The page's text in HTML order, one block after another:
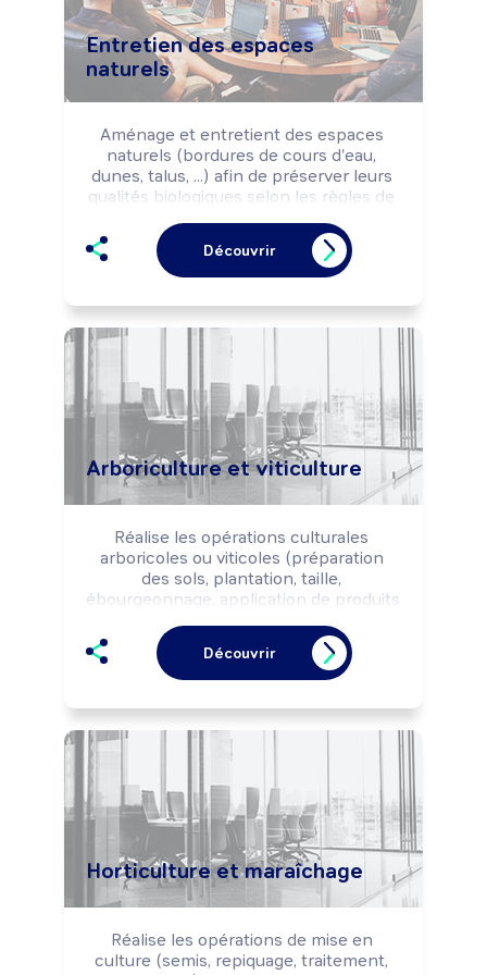
Entretien des espaces
naturels
Aménage et entretient des espaces
naturels (bordures de cours d'eau,
dunes, talus, ...) afin de préserver leurs
qualités biologiques selon les règles de
environnementale.
Peut installer des équipements de
préservation du littoral.
Découvrir
Arboriculture et viticulture
Réalise les opérations culturales
arboricoles ou viticoles (préparation
des sols, plantation, taille,
ébourgeonnage, application de produits
objectifs de production (quantité,
qualité, variétés, ...) et selon les règles
d'hygiène, de sécurité et les normes
Peut réaliser les opérations de
transformation, de conditionnement ou
de commercialisation des produits.
Peut coordonner une équipe ou diriger
une exploitation arboricole ou viticole.
Découvrir
Horticulture et maraîchage
Réalise les opérations de mise en
culture (semis, repiquage, traitement,